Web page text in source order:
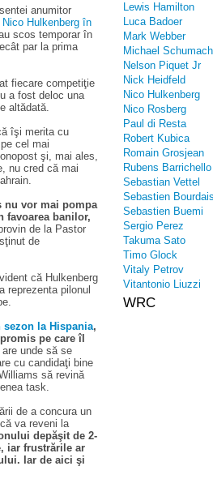
anumitor
Hulkenberg în
scos temporar în
par la prima
fiecare competiţie
a fost deloc una
altădată.
îşi merita cu
cel mai
şi, mai ales,
nu cred că mai
nu vor mai pompa
favoarea banilor,
de la Pastor
de
că Hulkenberg
reprezenta pilonul
la Hispania,
pe care îl
unde să se
cu candidaţi bine
să revină
task.
de a concura un
va reveni la
depăşit de 2-
iar frustrările ar
Iar de aici şi
Lewis Hamilton
Luca Badoer
Mark Webber
Michael
Nelson Piquet Jr
Nick Heidfeld
Nico Hulkenberg
Nico Rosberg
Paul di Resta
Robert Kubica
Romain Grosjean
Rubens Barrichello
Sebastian Vettel
Sebastien Bourdais
Sebastien Buemi
Sergio Perez
Takuma Sato
Timo Glock
Vitaly Petrov
Vitantonio Liuzzi
WRC